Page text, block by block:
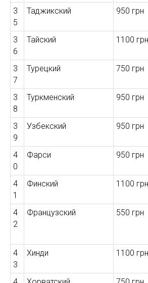
3
5
Таджикский 950 грн
3
6
Тайский 1100 грн
3
7
Турецкий 750 грн
3
8
Туркменский 950 грн
3
9
Узбекский 950 грн
4
0
Фарси 950 грн
4
1
Финский 1100 грн
4
2
Французский 550 грн
4
3
Хинди 1100 грн